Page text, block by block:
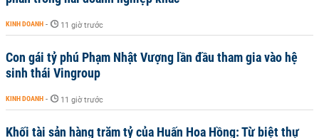
KINH DOANH - 11 giờ trước
Con gái tỷ phú Phạm Nhật Vượng lần đầu tham gia vào hệ
sinh thái Vingroup
KINH DOANH - 11 giờ trước
Khối tài sản hàng trăm tỷ của Huấn Hoa Hồng: Từ biệt thự